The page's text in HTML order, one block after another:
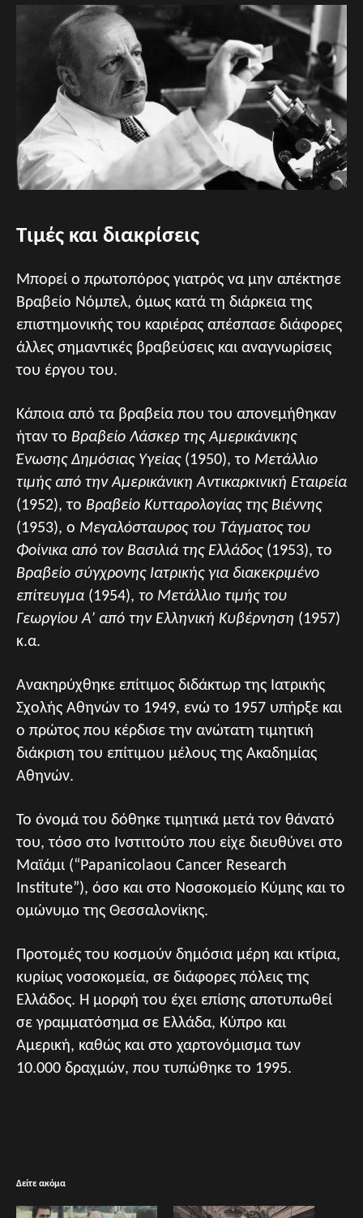
Τιμές και διακρίσεις
Μπορεί ο πρωτοπόρος γιατρός να μην απέκτησε
Βραβείο Νόμπελ, όμως κατά τη διάρκεια της
επιστημονικής του καριέρας απέσπασε διάφορες
άλλες σημαντικές βραβεύσεις και αναγνωρίσεις
του έργου του.
Κάποια από τα βραβεία που του απονεμήθηκαν
ήταν το Βραβείο Λάσκερ της Αμερικάνικης
Ένωσης Δημόσιας Υγείας(1950), το Μετάλλιο
τιμής από την Αμερικάνικη Αντικαρκινική Εταιρεία
(1952), το Βραβείο Κυτταρολογίας της Βιέννης
(1953), ο Μεγαλόσταυρος του Τάγματος του
Φοίνικα από τον Βασιλιά της Ελλάδος(1953), το
Βραβείο σύγχρονης Ιατρικής για διακεκριμένο
επίτευγμα (1954), το Μετάλλιο τιμής του
Γεωργίου Α’ από την Ελληνική Κυβέρνηση (1957)
κ.α.
Ανακηρύχθηκε επίτιμος διδάκτωρ της Ιατρικής
Σχολής Αθηνών το 1949, ενώ το 1957 υπήρξε και
ο πρώτος που κέρδισε την ανώτατη τιμητική
διάκριση του επίτιμου μέλους της Ακαδημίας
Αθηνών.
Το όνομά του δόθηκε τιμητικά μετά τον θάνατό
του, τόσο στο Ινστιτούτο που είχε διευθύνει στο
Μαϊάμι (“Papanicolaou Cancer Research
Institute”), όσο και στο Νοσοκομείο Κύμης και το
ομώνυμο της Θεσσαλονίκης.
Προτομές του κοσμούν δημόσια μέρη και κτίρια,
κυρίως νοσοκομεία, σε διάφορες πόλεις της
Ελλάδος. Η μορφή του έχει επίσης αποτυπωθεί
σε γραμματόσημα σε Ελλάδα, Κύπρο και
Αμερική, καθώς και στο χαρτονόμισμα των
10.000 δραχμών, που τυπώθηκε το 1995.
Δείτε ακόμα